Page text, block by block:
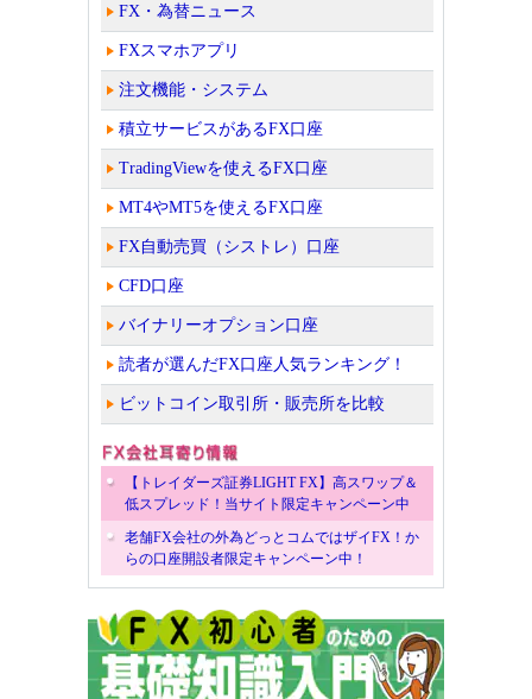
FX・為替ニュース
FXスマホアプリ
注文機能・システム
積立サービスがあるFX口座
TradingViewを使えるFX口座
MT4やMT5を使えるFX口座
FX自動売買（シストレ）口座
CFD口座
バイナリーオプション口座
読者が選んだFX口座人気ランキング！
ビットコイン取引所・販売所を比較
【トレイダーズ証券LIGHT FX】高スワップ＆
低スプレッド！当サイト限定キャンペーン中
老舗FX会社の外為どっとコムではザイFX！か
らの口座開設者限定キャンペーン中！